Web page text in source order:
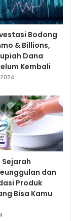
Bodong
& Billions,
Dana
Kembali
dan
Produk
Bisa Kamu